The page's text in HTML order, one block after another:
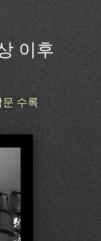
이후
문 수록